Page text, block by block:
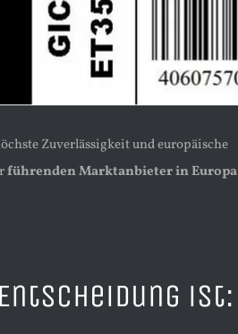
Zuverlässigkeit und europäische
führenden Marktanbieter in Europa
ist: